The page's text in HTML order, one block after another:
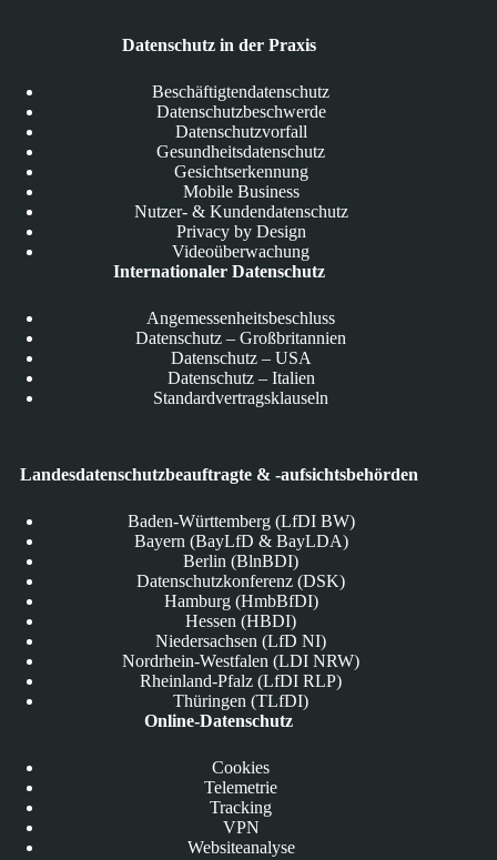
Datenschutz in der Praxis
Beschäftigtendatenschutz
Datenschutzbeschwerde
Datenschutzvorfall
Gesundheitsdatenschutz
Gesichtserkennung
Mobile Business
Nutzer- & Kundendatenschutz
Privacy by Design
Videoüberwachung
Internationaler Datenschutz
Angemessenheitsbeschluss
Datenschutz – Großbritannien
Datenschutz – USA
Datenschutz – Italien
Standardvertragsklauseln
Landesdatenschutzbeauftragte & -aufsichtsbehörden
Baden-Württemberg (LfDI BW)
Bayern (BayLfD & BayLDA)
Berlin (BlnBDI)
Datenschutzkonferenz (DSK)
Hamburg (HmbBfDI)
Hessen (HBDI)
Niedersachsen (LfD NI)
Nordrhein-Westfalen (LDI NRW)
Rheinland-Pfalz (LfDI RLP)
Thüringen (TLfDI)
Online-Datenschutz
Cookies
Telemetrie
Tracking
VPN
Websiteanalyse